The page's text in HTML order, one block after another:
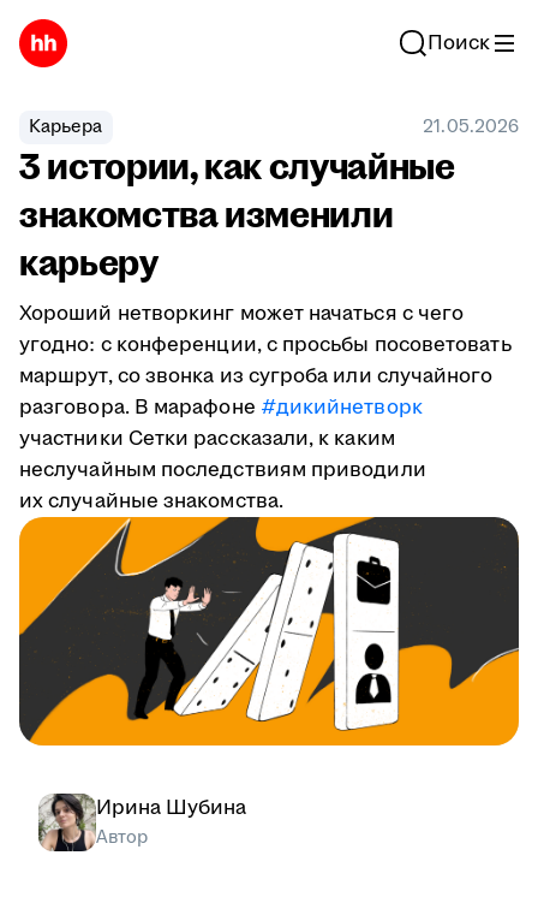
Поиск
Карьера 21.05.2026
3 истории, как случайные
знакомства изменили
карьеру
Хороший нетворкинг может начаться с чего
угодно: с конференции, с просьбы посоветовать
маршрут, со звонка из сугроба или случайного
разговора. В марафоне #дикийнетворк
участники Сетки рассказали, к каким
неслучайным последствиям приводили
их случайные знакомства.
Ирина Шубина
Автор